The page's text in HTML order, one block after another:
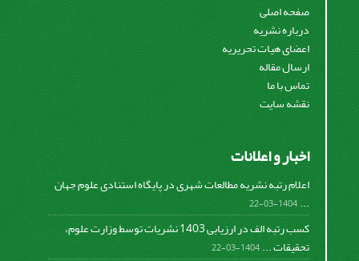
صفحه اصلی
درباره نشریه
اعضای هیات تحریریه
ارسال مقاله
تماس با ما
نقشه سایت
اخبار و اعلانات
اعلام رتبه نشریه مطالعات شهری در پایگاه استنادی علوم جهان
...
1404-03-22
کسب رتبه الف در ارزیابی 1403 نشریات توسط وزارت علوم،
تحقیقات ...1404-03-22